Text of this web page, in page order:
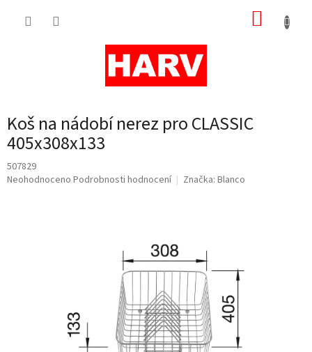
Koš na nádobí nerez pro CLASSIC
405x308x133
507829
Průměrné
Neohodnoceno Podrobnosti hodnocení Značka: Blanco